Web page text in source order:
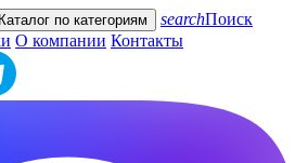
Каталог по категориям searchПоиск
О компании Контакты